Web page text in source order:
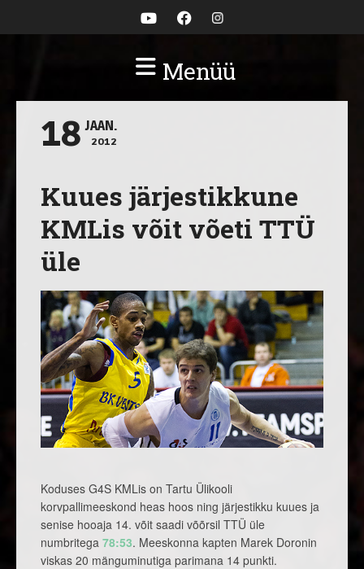
Menüü
18 JAAN.
2012
Kuues järjestikkune
KMLis võit võeti TTÜ
üle
Koduses G4S KMLis on Tartu Ülikooli
korvpallimeeskond heas hoos ning järjestikku kuues ja
senise hooaja 14. võit saadi võõrsil TTÜ üle
numbritega 78:53. Meeskonna kapten Marek Doronin
viskas 20 mänguminutiga parimana 14 punkti.